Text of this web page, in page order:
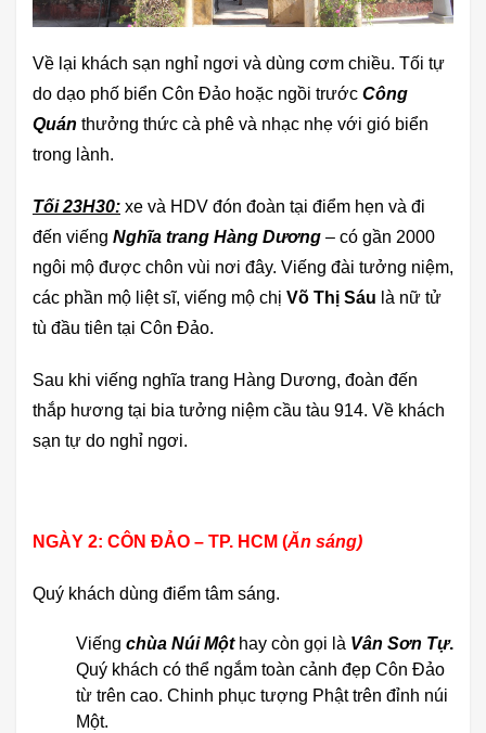
Về lại khách sạn nghỉ ngơi và dùng cơm chiều. Tối tự
do dạo phố biển Côn Đảo hoặc ngồi trước Công
Quán thưởng thức cà phê và nhạc nhẹ với gió biển
trong lành.
Tối 23H30: xe và HDV đón đoàn tại điểm hẹn và đi
đến viếng Nghĩa trang Hàng Dương – có gần 2000
ngôi mộ được chôn vùi nơi đây. Viếng đài tưởng niệm,
các phần mộ liệt sĩ, viếng mộ chị Võ Thị Sáu là nữ tử
tù đầu tiên tại Côn Đảo.
Sau khi viếng nghĩa trang Hàng Dương, đoàn đến
thắp hương tại bia tưởng niệm cầu tàu 914. Về khách
sạn tự do nghỉ ngơi.
NGÀY 2: CÔN ĐẢO – TP. HCM (Ăn sáng)
Quý khách dùng điểm tâm sáng.
Viếng chùa Núi Mộthay còn gọi là Vân Sơn Tự.
Quý khách có thể ngắm toàn cảnh đẹp Côn Đảo
từ trên cao. Chinh phục tượng Phật trên đỉnh núi
Một.